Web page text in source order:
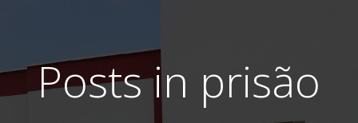
Posts in prisão